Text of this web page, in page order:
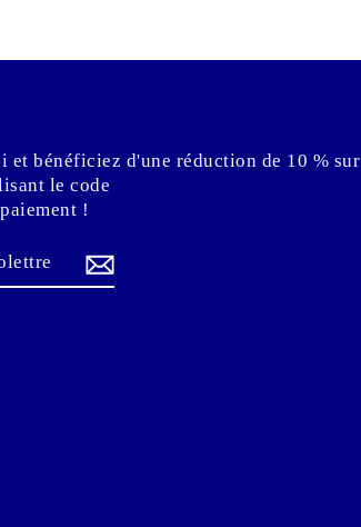
bénéficiez d'une réduction de 10 % sur
le code
!